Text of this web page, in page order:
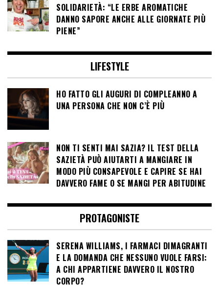
SOLIDARIETÀ: “LE ERBE AROMATICHE
DANNO SAPORE ANCHE ALLE GIORNATE PIÙ
PIENE”
LIFESTYLE
HO FATTO GLI AUGURI DI COMPLEANNO A
UNA PERSONA CHE NON C’È PIÙ
NON TI SENTI MAI SAZIA? IL TEST DELLA
SAZIETÀ PUÒ AIUTARTI A MANGIARE IN
MODO PIÙ CONSAPEVOLE E CAPIRE SE HAI
DAVVERO FAME O SE MANGI PER ABITUDINE
PROTAGONISTE
SERENA WILLIAMS, I FARMACI DIMAGRANTI
E LA DOMANDA CHE NESSUNO VUOLE FARSI:
A CHI APPARTIENE DAVVERO IL NOSTRO
CORPO?